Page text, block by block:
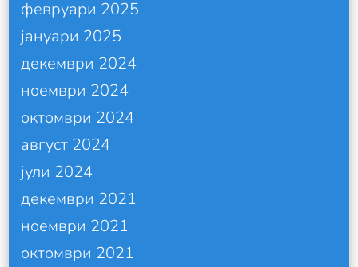
февруари 2025
јануари 2025
декември 2024
ноември 2024
октомври 2024
август 2024
јули 2024
декември 2021
ноември 2021
октомври 2021